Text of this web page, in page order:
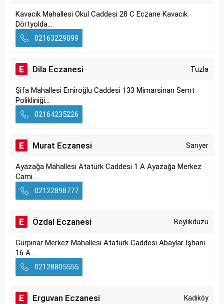
Kavacık Mahallesi Okul Caddesi 28 C Eczane Kavacık
Dörtyolda...
02163229099
Dila Eczanesi Tuzla
Şifa Mahallesi Emiroğlu Caddesi 133 Mimarsinan Semt
Polikliniği...
02164235226
Murat Eczanesi Sarıyer
Ayazağa Mahallesi Atatürk Caddesi 1 A Ayazağa Merkez
Cami...
02122898777
Özdal Eczanesi Beylikdüzü
Gürpınar Merkez Mahallesi Atatürk Caddesi Abaylar İşhanı
16 A...
02128805555
Erguvan Eczanesi Kadıköy